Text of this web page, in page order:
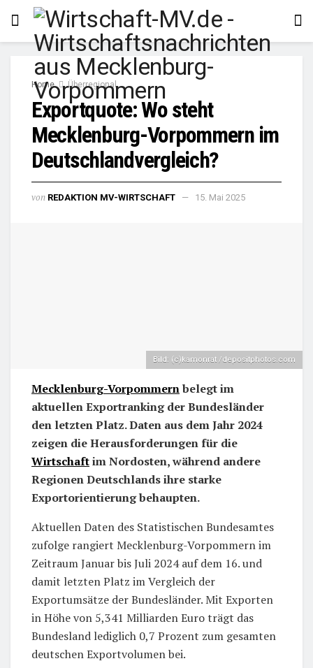
Home Überregional
Exportquote: Wo steht
Mecklenburg-Vorpommern im
Deutschlandvergleich?
von REDAKTION MV-WIRTSCHAFT 15. Mai 2025
Bild: (c)kamonrat /depositphotos.com
Mecklenburg-Vorpommernbelegt im
aktuellen Exportranking der Bundesländer
den letzten Platz. Daten aus dem Jahr 2024
zeigen die Herausforderungen für die
Wirtschaftim Nordosten, während andere
Regionen Deutschlands ihre starke
Exportorientierung behaupten.
Aktuellen Daten des Statistischen Bundesamtes
zufolge rangiert Mecklenburg-Vorpommern im
Zeitraum Januar bis Juli 2024 auf dem 16. und
damit letzten Platz im Vergleich der
Exportumsätze der Bundesländer. Mit Exporten
in Höhe von 5,341 Milliarden Euro trägt das
Bundesland lediglich 0,7 Prozent zum gesamten
deutschen Exportvolumen bei.